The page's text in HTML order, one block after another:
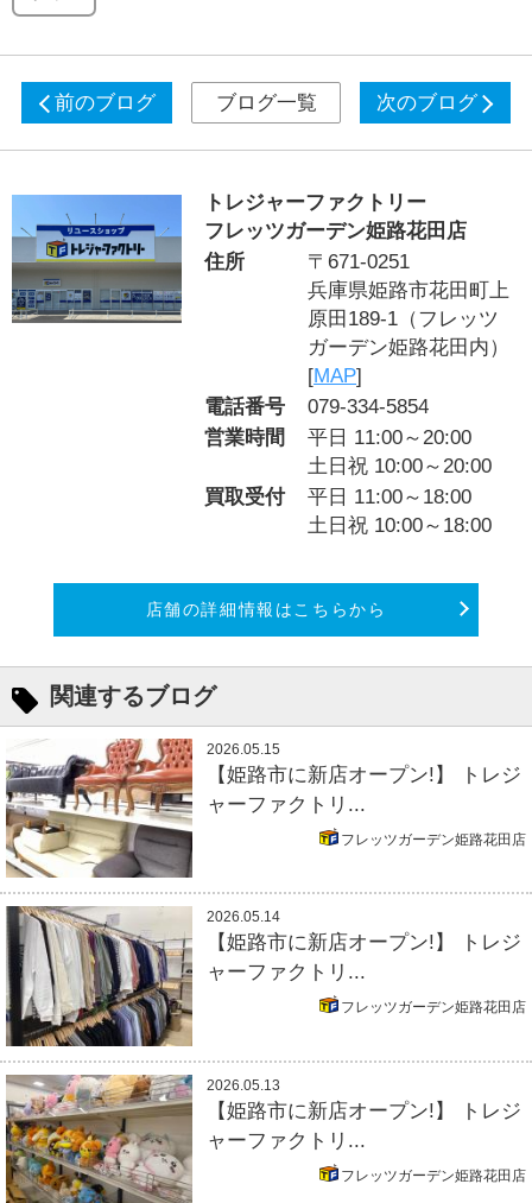
前のブログ ブログ一覧 次のブログ
トレジャーファクトリー
フレッツガーデン姫路花田店
住所
〒671-0251
兵庫県姫路市花田町上
原田189-1（フレッツ
ガーデン姫路花田内）
[MAP]
電話番号
079-334-5854
営業時間
平日 11:00～20:00
土日祝 10:00～20:00
買取受付
平日 11:00～18:00
土日祝 10:00～18:00
店舗の詳細情報はこちらから
関連するブログ
2026.05.15
【姫路市に新店オープン!】 トレジ
ャーファクトリ...
フレッツガーデン姫路花田店
2026.05.14
【姫路市に新店オープン!】 トレジ
ャーファクトリ...
フレッツガーデン姫路花田店
2026.05.13
【姫路市に新店オープン!】 トレジ
ャーファクトリ...
フレッツガーデン姫路花田店